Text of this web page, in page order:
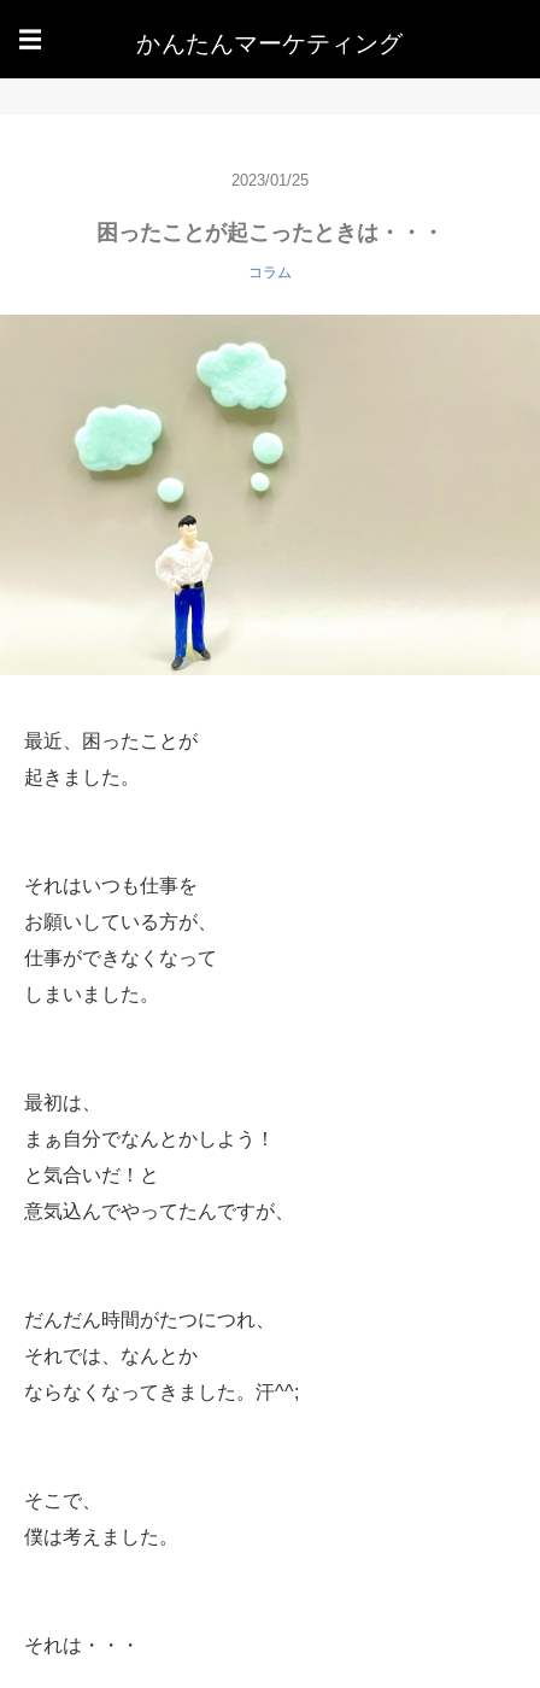
☰ かんたんマーケティング
2023/01/25
困ったことが起こったときは・・・
コラム
最近、困ったことが
起きました。
それはいつも仕事を
お願いしている方が、
仕事ができなくなって
しまいました。
最初は、
まぁ自分でなんとかしよう！
と気合いだ！と
意気込んでやってたんですが、
だんだん時間がたつにつれ、
それでは、なんとか
ならなくなってきました。汗^^;
そこで、
僕は考えました。
それは・・・